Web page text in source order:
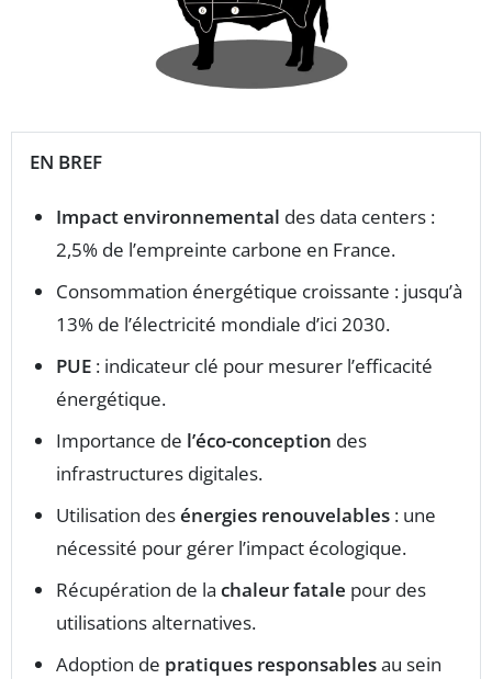
EN BREF
Impact environnemental des data centers :
2,5% de l’empreinte carbone en France.
Consommation énergétique croissante : jusqu’à
13% de l’électricité mondiale d’ici 2030.
PUE : indicateur clé pour mesurer l’efficacité
énergétique.
Importance de l’éco-conception des
infrastructures digitales.
Utilisation desénergies renouvelables : une
nécessité pour gérer l’impact écologique.
Récupération de la chaleur fatale pour des
utilisations alternatives.
Adoption de pratiques responsablesau sein